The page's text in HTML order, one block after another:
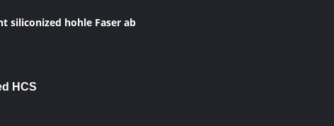
siliconized hohle Faser ab
HCS